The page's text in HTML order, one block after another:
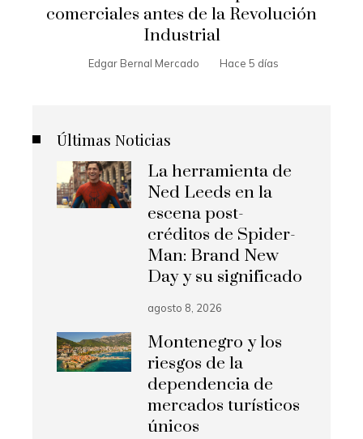
comerciales antes de la Revolución
Industrial
Edgar Bernal Mercado Hace 5 días
Últimas Noticias
La herramienta de
Ned Leeds en la
escena post-
créditos de Spider-
Man: Brand New
Day y su significado
agosto 8, 2026
Montenegro y los
riesgos de la
dependencia de
mercados turísticos
únicos